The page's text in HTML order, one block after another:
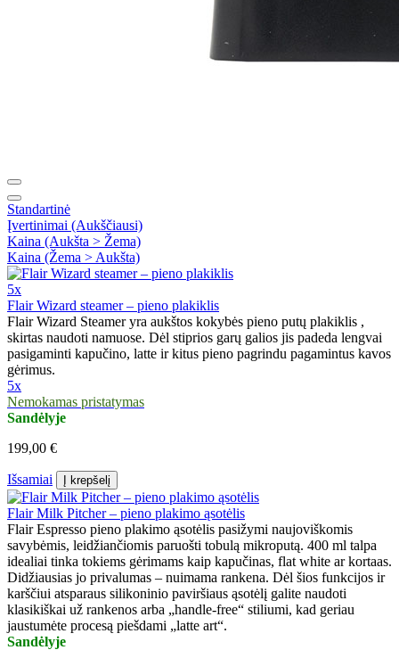
Standartinė
Įvertinimai (Aukščiausi)
Kaina (Aukšta > Žema)
Kaina (Žema > Aukšta)
5x
Flair Wizard steamer – pieno plakiklis
Flair Wizard Steamer yra aukštos kokybės pieno putų plakiklis ,
skirtas naudoti namuose. Dėl stiprios garų galios jis padeda lengvai
pasigaminti kapučino, latte ir kitus pieno pagrindu pagamintus kavos
gėrimus.
5x
Nemokamas pristatymas
Sandėlyje
199,00 €
Išsamiai Į krepšelį
Flair Milk Pitcher – pieno plakimo ąsotėlis
Flair Espresso pieno plakimo ąsotėlis pasižymi naujoviškomis
savybėmis, leidžiančiomis paruošti tobulą mikroputą. 400 ml talpa
idealiai tinka tokiems gėrimams kaip kapučinas, flat white ar kortaas.
Didžiausias jo privalumas – nuimama rankena. Dėl šios funkcijos ir
karščiui atsparaus silikoninio paviršiaus ąsotėlį galite naudoti
klasikiškai už rankenos arba „handle-free“ stiliumi, kad geriau
jaustumėte procesą piešdami „latte art“.
Sandėlyje